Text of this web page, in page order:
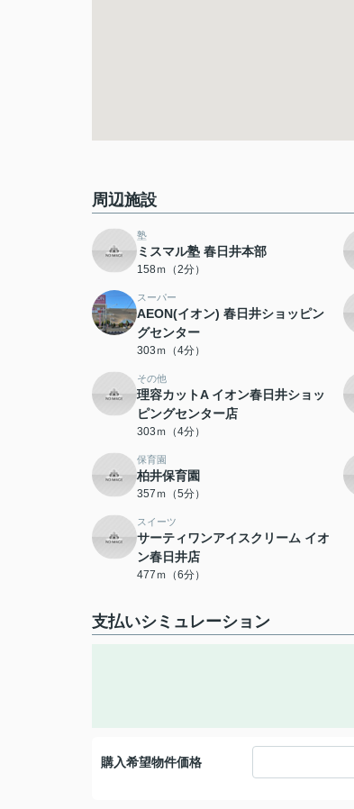
周辺施設
塾
ミスマル塾 春日井本部
158ｍ（2分）
スーパー
AEON(イオン) 春日井ショッピン
グセンター
303ｍ（4分）
その他
理容カットA イオン春日井ショッ
ピングセンター店
303ｍ（4分）
保育園
柏井保育園
357ｍ（5分）
スイーツ
サーティワンアイスクリーム イオ
ン春日井店
477ｍ（6分）
支払いシミュレーション
購入希望物件価格